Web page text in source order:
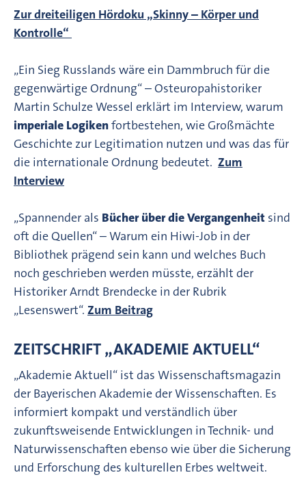
Zur dreiteiligen Hördoku „Skinny – Körper und
Kontrolle“
„Ein Sieg Russlands wäre ein Dammbruch für die
gegenwärtige Ordnung“ – Osteuropahistoriker
Martin Schulze Wessel erklärt im Interview, warum
imperiale Logikenfortbestehen, wie Großmächte
Geschichte zur Legitimation nutzen und was das für
die internationale Ordnung bedeutet. Zum
Interview
„Spannender als Bücher über die Vergangenheit sind
oft die Quellen“ – Warum ein Hiwi-Job in der
Bibliothek prägend sein kann und welches Buch
noch geschrieben werden müsste, erzählt der
Historiker Arndt Brendecke in der Rubrik
„Lesenswert“. Zum Beitrag
ZEITSCHRIFT „AKADEMIE AKTUELL“
„Akademie Aktuell“ ist das Wissenschaftsmagazin
der Bayerischen Akademie der Wissenschaften. Es
informiert kompakt und verständlich über
zukunftsweisende Entwicklungen in Technik- und
Naturwissenschaften ebenso wie über die Sicherung
und Erforschung des kulturellen Erbes weltweit.